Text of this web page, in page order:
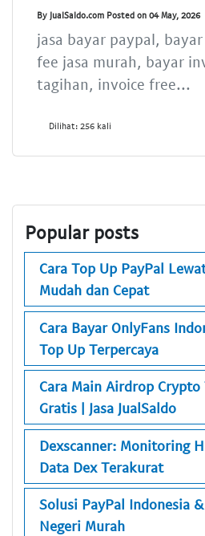
By JualSaldo.com Posted on 04 May, 2026
jasa bayar paypal,
fee jasa murah, bayar
tagihan, invoice free...
Dilihat: 256 kali
Popular posts
Cara Top Up PayPal
Mudah dan Cepat
Cara Bayar OnlyFans
Top Up Terpercaya
Cara Main Airdrop
Gratis | Jasa JualSaldo
Dexscanner: Monitoring
Data Dex Terakurat
Solusi PayPal Indonesia
Negeri Murah